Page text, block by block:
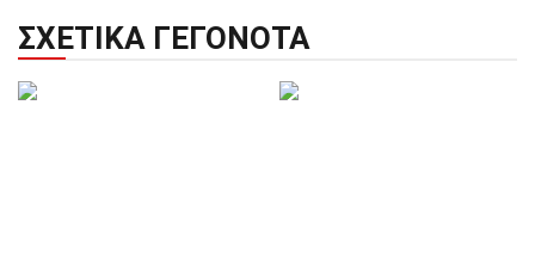
ΣΧΕΤΙΚΆ ΓΕΓΟΝΌΤΑ